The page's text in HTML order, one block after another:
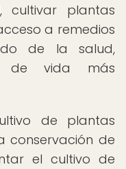
cultivar plantas
a remedios
de la salud,
de vida más
de plantas
conservación de
el cultivo de